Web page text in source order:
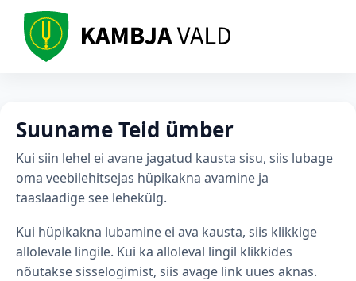
Suuname Teid ümber
Kui siin lehel ei avane jagatud kausta sisu, siis lubage
oma veebilehitsejas hüpikakna avamine ja
taaslaadige see lehekülg.
Kui hüpikakna lubamine ei ava kausta, siis klikkige
allolevale lingile. Kui ka alloleval lingil klikkides
nõutakse sisselogimist, siis avage link uues aknas.